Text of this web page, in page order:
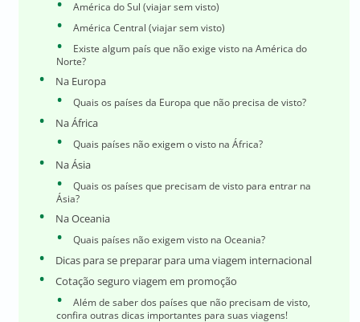
América do Sul (viajar sem visto)
América Central (viajar sem visto)
Existe algum país que não exige visto na América do
Norte?
Na Europa
Quais os países da Europa que não precisa de visto?
Na África
Quais países não exigem o visto na África?
Na Ásia
Quais os países que precisam de visto para entrar na
Ásia?
Na Oceania
Quais países não exigem visto na Oceania?
Dicas para se preparar para uma viagem internacional
Cotação seguro viagem em promoção
Além de saber dos países que não precisam de visto,
confira outras dicas importantes para suas viagens!